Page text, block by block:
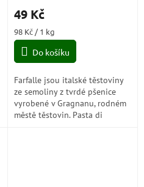
49 Kč
Měrná
cena:
98 Kč / 1 kg
Do košíku
Farfalle jsou italské těstoviny
ze semoliny z tvrdé pšenice
vyrobené v Gragnanu, rodném
městě těstovin. Pasta di